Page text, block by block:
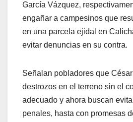
García Vázquez,
engañar a campesinos que
en una parcela ejidal en
evitar denuncias en su contra.
Señalan pobladores que
destrozos en el terreno sin el
adecuado y ahora buscan
penales, hasta con promesas